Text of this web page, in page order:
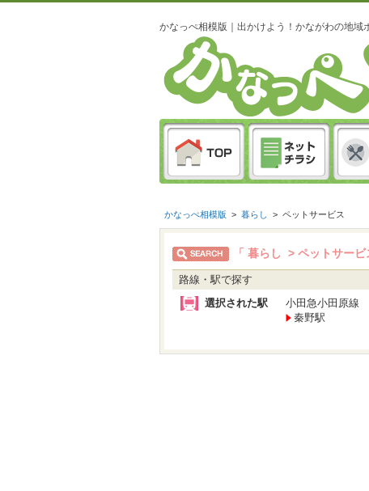
かなっぺ相模版｜出かけよう！かながわの地域
かなっぺ相模版 > 暮らし > ペットサービス
「 暮らし > ペットサービ
路線・駅で探す
選択された駅
小田急小田原線
秦野駅